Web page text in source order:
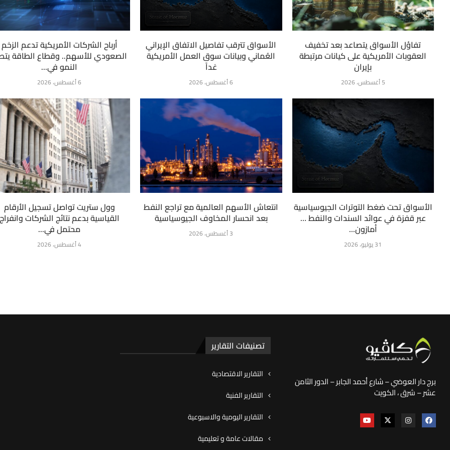
أرباح الشركات الأمريكية تدعم الزخم
الصعودي للأسهم.. وقطاع الطاقة
النمو في...
6 أغسطس، 2026
الأسواق تترقب تفاصيل الاتفاق الإيراني
العُماني وبيانات سوق العمل الأمريكية
غداً
6 أغسطس، 2026
تفاؤل الأسواق يتصاعد بعد تخفيف
العقوبات الأمريكية على كيانات مرتبطة
بإيران
5 أغسطس، 2026
وول ستريت تواصل تسجيل الأرقام
القياسية بدعم نتائج الشركات
محتمل في...
4 أغسطس، 2026
انتعاش الأسهم العالمية مع تراجع النفط
بعد انحسار المخاوف الجيوسياسية
3 أغسطس، 2026
الأسواق تحت ضغط التوترات الجيوسياسية
عبر قفزة في عوائد السندات والنفط …
أمازون...
31 يوليو، 2026
برج دار العوضي – شارع أحمد الجابر – الدور الثامن
عشر – شرق ، الكويت
تصنيفات التقارير
التقارير الاقتصادية
التقارير الفنية
التقارير اليومية والاسبوعية
مقالات عامة و تعليمية